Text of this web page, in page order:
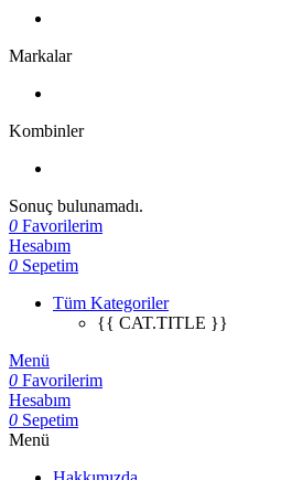
Markalar
Kombinler
Sonuç bulunamadı.
0 Favorilerim
Hesabım
0 Sepetim
Tüm Kategoriler
{{ CAT.TITLE }}
Menü
0 Favorilerim
Hesabım
0 Sepetim
Menü